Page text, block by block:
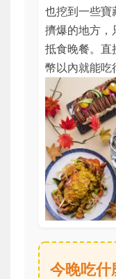
也挖到一些寶
擠爆的地方，
抵食晚餐。直
幣以內就能吃
今晚吃什